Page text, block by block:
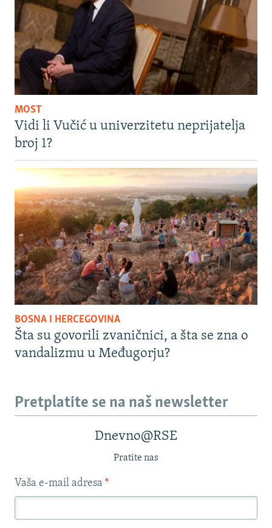
MOST
Vidi li Vučić u univerzitetu neprijatelja
broj 1?
BOSNA I HERCEGOVINA
Šta su govorili zvaničnici, a šta se zna o
vandalizmu u Međugorju?
Pretplatite se na naš newsletter
Dnevno@RSE
Pratite nas
Vaša e-mail adresa *